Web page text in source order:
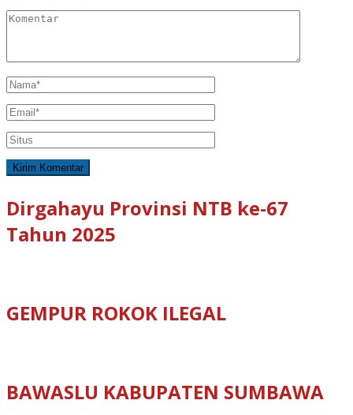
Dirgahayu Provinsi NTB ke-67
Tahun 2025
GEMPUR ROKOK ILEGAL
BAWASLU KABUPATEN SUMBAWA